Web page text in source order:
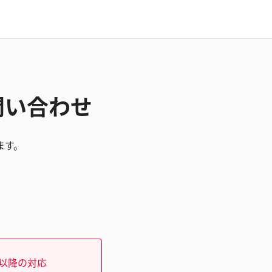
合わせ
。
降の対応